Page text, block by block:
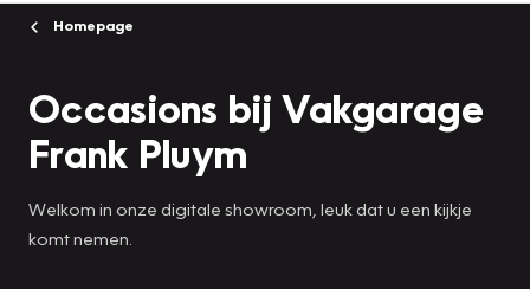
Homepage
Occasions bij Vakgarage
Frank Pluym
Welkom in onze digitale showroom, leuk dat u een kijkje
komt nemen.